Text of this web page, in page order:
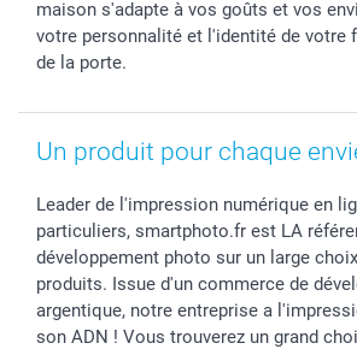
maison s'adapte à vos goûts et vos
votre personnalité et l'identité de votre
de la porte.
Un produit pour chaque
Leader de l'impression numérique en
particuliers, smartphoto.fr est LA
développement photo sur un large
produits. Issue d'un commerce de
argentique, notre entreprise a
son ADN ! Vous trouverez un grand